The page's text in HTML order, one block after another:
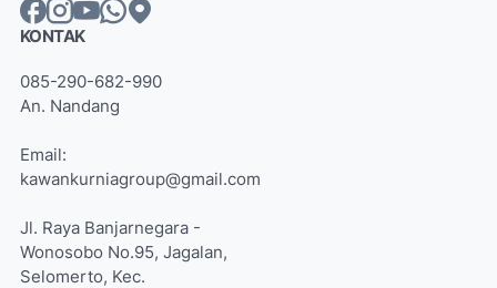
KONTAK
085-290-682-990
An. Nandang
Email:
kawankurniagroup@gmail.com
Jl. Raya Banjarnegara -
Wonosobo No.95, Jagalan,
Selomerto, Kec.